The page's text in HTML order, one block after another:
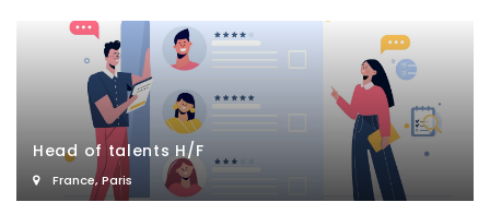
Head of talents H/F
France,Paris